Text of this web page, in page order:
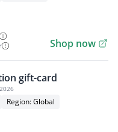
Shop now
gift-card
Region: Global